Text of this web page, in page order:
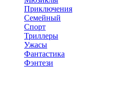
Приключения
Семейный
Спорт
Триллеры
Ужасы
Фантастика
Фэнтези